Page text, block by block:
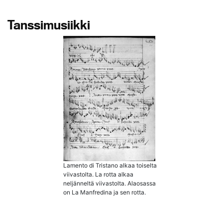
Tanssimusiikki
Lamento di Tristano alkaa toiselta
viivastolta. La rotta alkaa
neljänneltä viivastolta. Alaosassa
on La Manfredina ja sen rotta.